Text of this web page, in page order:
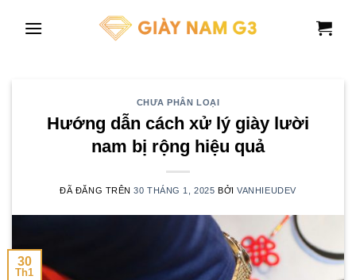
CHƯA PHÂN LOẠI
Hướng dẫn cách xử lý giày lười
nam bị rộng hiệu quả
ĐÃ ĐĂNG TRÊN30 THÁNG 1, 2025 BỞIVANHIEUDEV
30
Th1